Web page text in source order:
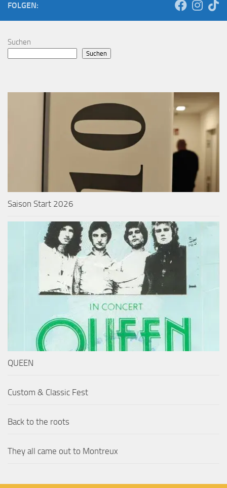
FOLGEN:
Suchen
Suchen
Saison Start 2026
QUEEN
Custom & Classic Fest
Back to the roots
They all came out to Montreux